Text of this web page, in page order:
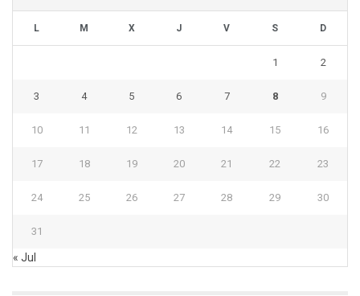
L M X J V S D
1 2
3 4 5 6 7 8 9
10 11 12 13 14 15 16
17 18 19 20 21 22 23
24 25 26 27 28 29 30
31
« Jul